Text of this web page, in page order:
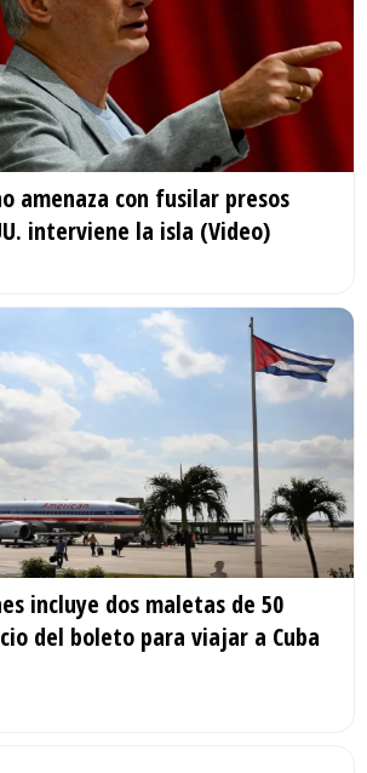
amenaza con fusilar presos
interviene la isla (Video)
incluye dos maletas de 50
del boleto para viajar a Cuba